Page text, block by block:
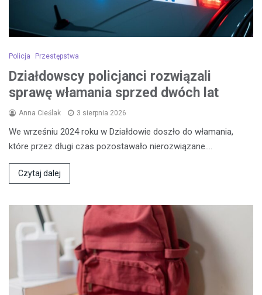
Policja Przestępstwa
Działdowscy policjanci rozwiązali
sprawę włamania sprzed dwóch lat
Anna Cieślak 3 sierpnia 2026
We wrześniu 2024 roku w Działdowie doszło do włamania,
które przez długi czas pozostawało nierozwiązane.…
Czytaj dalej